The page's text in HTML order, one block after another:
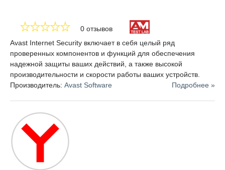
0 отзывов
Avast Internet Security включает в себя целый ряд
проверенных компонентов и функций для обеспечения
надежной защиты ваших действий, а также высокой
производительности и скорости работы ваших устройств.
Производитель: Avast Software Подробнее »